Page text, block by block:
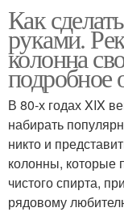
Как
руками.
колонна
подробное
В 80-х годах XIX
набирать
никто и
колонны, которые
чистого спирта,
рядовому